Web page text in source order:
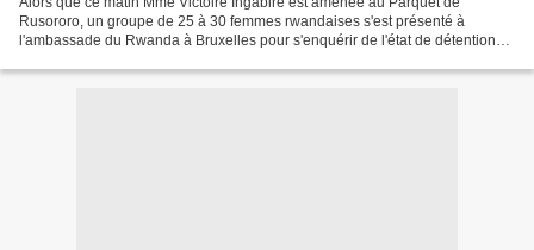
Rusororo, un groupe de 25 à 30 femmes rwandaises s'est présenté à
l'ambassade du Rwanda à Bruxelles pour s'enquérir de l'état de détention